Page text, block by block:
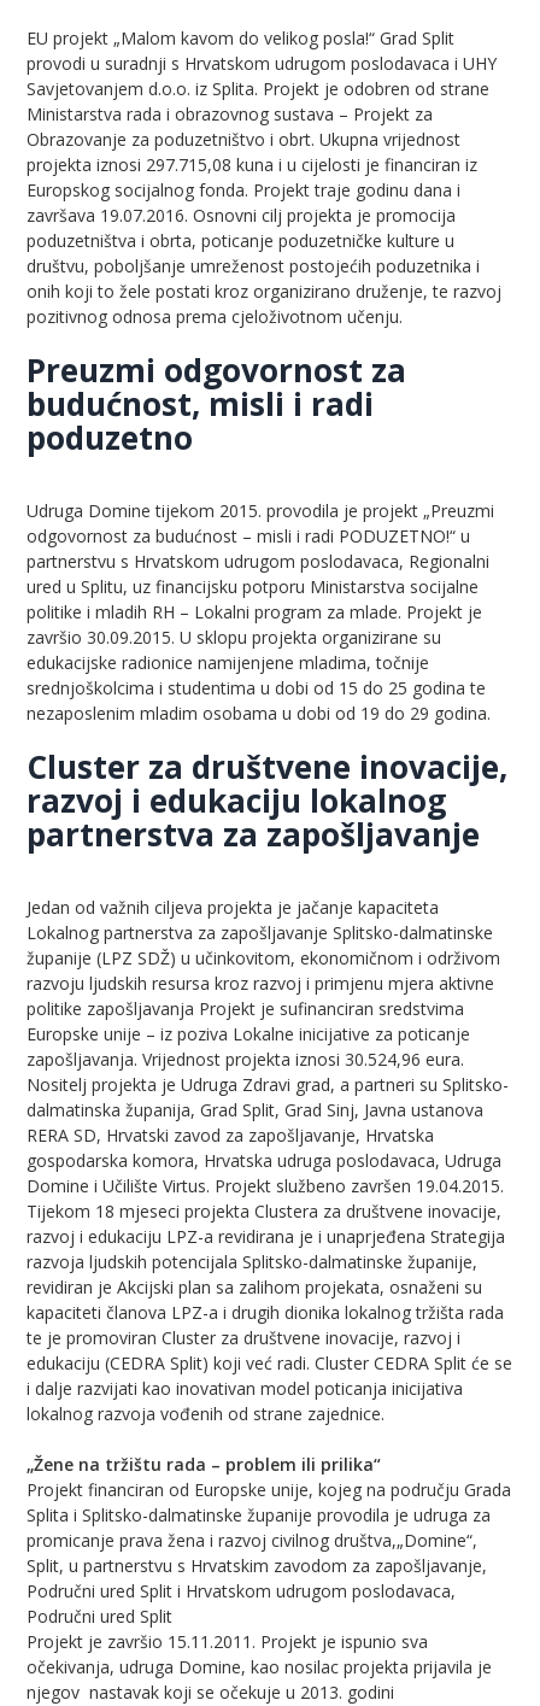
EU projekt „Malom kavom do velikog posla!“ Grad Split
provodi u suradnji s Hrvatskom udrugom poslodavaca i UHY
Savjetovanjem d.o.o. iz Splita. Projekt je odobren od strane
Ministarstva rada i obrazovnog sustava – Projekt za
Obrazovanje za poduzetništvo i obrt. Ukupna vrijednost
projekta iznosi 297.715,08 kuna i u cijelosti je financiran iz
Europskog socijalnog fonda. Projekt traje godinu dana i
završava 19.07.2016. Osnovni cilj projekta je promocija
poduzetništva i obrta, poticanje poduzetničke kulture u
društvu, poboljšanje umreženost postojećih poduzetnika i
onih koji to žele postati kroz organizirano druženje, te razvoj
pozitivnog odnosa prema cjeloživotnom učenju.
Preuzmi odgovornost za
budućnost, misli i radi
poduzetno
Udruga Domine tijekom 2015. provodila je projekt „Preuzmi
odgovornost za budućnost – misli i radi PODUZETNO!“ u
partnerstvu s Hrvatskom udrugom poslodavaca, Regionalni
ured u Splitu, uz financijsku potporu Ministarstva socijalne
politike i mladih RH – Lokalni program za mlade. Projekt je
završio 30.09.2015. U sklopu projekta organizirane su
edukacijske radionice namijenjene mladima, točnije
srednjoškolcima i studentima u dobi od 15 do 25 godina te
nezaposlenim mladim osobama u dobi od 19 do 29 godina.
Cluster za društvene inovacije,
razvoj i edukaciju lokalnog
partnerstva za zapošljavanje
Jedan od važnih ciljeva projekta je jačanje kapaciteta
Lokalnog partnerstva za zapošljavanje Splitsko-dalmatinske
županije (LPZ SDŽ) u učinkovitom, ekonomičnom i održivom
razvoju ljudskih resursa kroz razvoj i primjenu mjera aktivne
politike zapošljavanja Projekt je sufinanciran sredstvima
Europske unije – iz poziva Lokalne inicijative za poticanje
zapošljavanja. Vrijednost projekta iznosi 30.524,96 eura.
Nositelj projekta je Udruga Zdravi grad, a partneri su Splitsko-
dalmatinska županija, Grad Split, Grad Sinj, Javna ustanova
RERA SD, Hrvatski zavod za zapošljavanje, Hrvatska
gospodarska komora, Hrvatska udruga poslodavaca, Udruga
Domine i Učilište Virtus. Projekt službeno završen 19.04.2015.
Tijekom 18 mjeseci projekta Clustera za društvene inovacije,
razvoj i edukaciju LPZ-a revidirana je i unaprjeđena Strategija
razvoja ljudskih potencijala Splitsko-dalmatinske županije,
revidiran je Akcijski plan sa zalihom projekata, osnaženi su
kapaciteti članova LPZ-a i drugih dionika lokalnog tržišta rada
te je promoviran Cluster za društvene inovacije, razvoj i
edukaciju (CEDRA Split) koji već radi. Cluster CEDRA Split će se
i dalje razvijati kao inovativan model poticanja inicijativa
lokalnog razvoja vođenih od strane zajednice.
„Žene na tržištu rada – problem ili prilika“
Projekt financiran od Europske unije, kojeg na području Grada
Splita i Splitsko-dalmatinske županije provodila je udruga za
promicanje prava žena i razvoj civilnog društva,„Domine“,
Split, u partnerstvu s Hrvatskim zavodom za zapošljavanje,
Područni ured Split i Hrvatskom udrugom poslodavaca,
Područni ured Split
Projekt je završio 15.11.2011. Projekt je ispunio sva
očekivanja, udruga Domine, kao nosilac projekta prijavila je
njegov nastavak koji se očekuje u 2013. godini